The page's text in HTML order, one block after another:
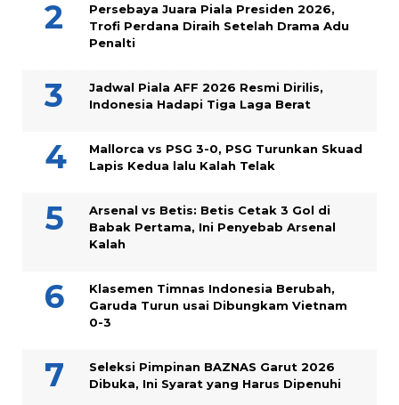
Persebaya Juara Piala Presiden 2026,
Trofi Perdana Diraih Setelah Drama Adu
Penalti
Jadwal Piala AFF 2026 Resmi Dirilis,
Indonesia Hadapi Tiga Laga Berat
Mallorca vs PSG 3-0, PSG Turunkan Skuad
Lapis Kedua lalu Kalah Telak
Arsenal vs Betis: Betis Cetak 3 Gol di
Babak Pertama, Ini Penyebab Arsenal
Kalah
Klasemen Timnas Indonesia Berubah,
Garuda Turun usai Dibungkam Vietnam
0-3
Seleksi Pimpinan BAZNAS Garut 2026
Dibuka, Ini Syarat yang Harus Dipenuhi